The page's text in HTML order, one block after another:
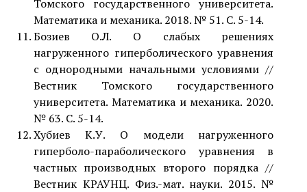
Томского государственного университета.
Математика и механика. 2018. № 51. С. 5-14.
Бозиев О.Л. О слабых решениях
нагруженного гиперболического уравнения
с однородными начальными условиями //
Вестник Томского государственного
университета. Математика и механика. 2020.
№ 63. С. 5-14.
Хубиев К.У. О модели нагруженного
гиперболо-параболического уравнения в
частных производных второго порядка //
Вестник КРАУНЦ. Физ.-мат. науки. 2015. №